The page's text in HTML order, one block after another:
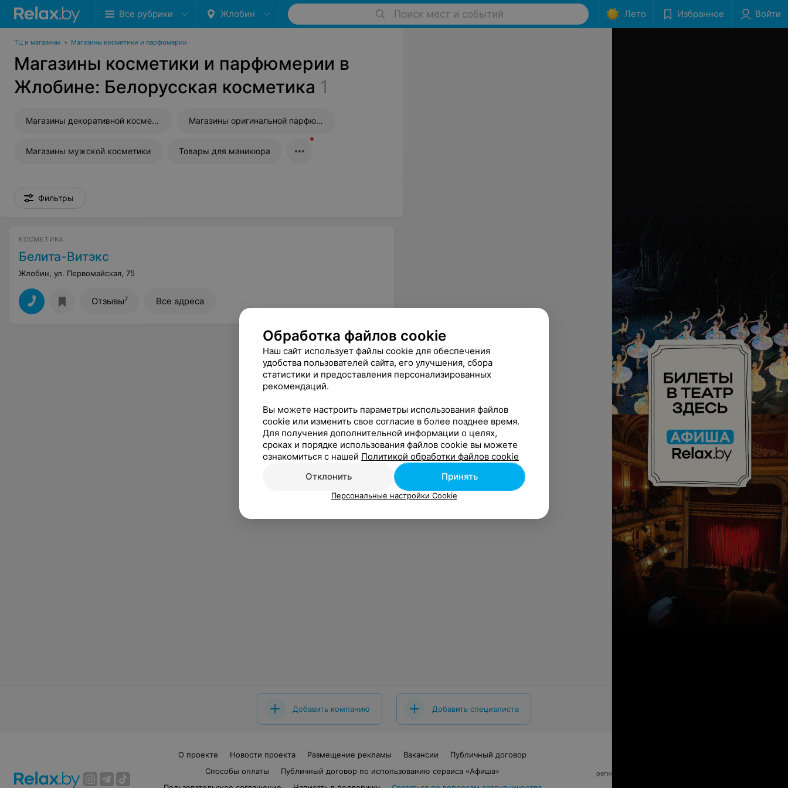
Все рубрики Жлобин Поиск мест и событий Лето Избранное Войти
ТЦ и магазины • Магазины косметики и парфюмерии
Магазины косметики и парфюмерии в
Жлобине: Белорусская косметика 1
Магазины декоративной косметики Магазины оригинальной парфюмерии
Магазины мужской косметики Товары для маникюра
Фильтры
КОСМЕТИКА
Белита-Витэкс
Жлобин, ул. Первомайская, 75
Отзывы7 Все адреса
Добавить компанию Добавить специалиста
О проекте Новости проекта Размещение рекламы Вакансии
Публичный договор
Способы оплаты
Публичный договор по использованию сервиса «Афиша»
регистрирующий орган - Минский горисполком
Обработка файлов cookie
Наш сайт использует файлы cookie для обеспечения
удобства пользователей сайта, его улучшения, сбора
статистики и предоставления персонализированных
рекомендаций.
Вы можете настроить параметры использования файлов
cookie или изменить свое согласие в более позднее время.
Для получения дополнительной информации о целях,
сроках и порядке использования файлов cookie вы можете
ознакомиться с нашей Политикой обработки файлов cookie
Отклонить
Принять
Персональные настройки Cookie